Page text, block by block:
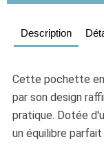
Description
Cette pochette
par son design
pratique. Dotée
un équilibre